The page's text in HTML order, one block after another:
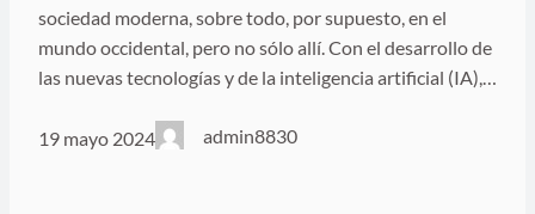
sociedad moderna, sobre todo, por supuesto, en el
mundo occidental, pero no sólo allí. Con el desarrollo de
las nuevas tecnologías y de la inteligencia artificial (IA),…
19 mayo 2024 admin8830